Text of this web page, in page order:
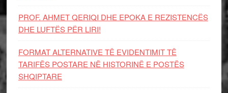
PROF. AHMET QERIQI DHE EPOKA E REZISTENCЁS
DHE LUFTЁS PЁR LIRI!
FORMAT ALTERNATIVE TË EVIDENTIMIT TË
TARIFËS POSTARE NË HISTORINË E POSTËS
SHQIPTARE